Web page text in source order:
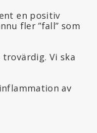
en positiv
fler ”fall” som
Vi ska
av